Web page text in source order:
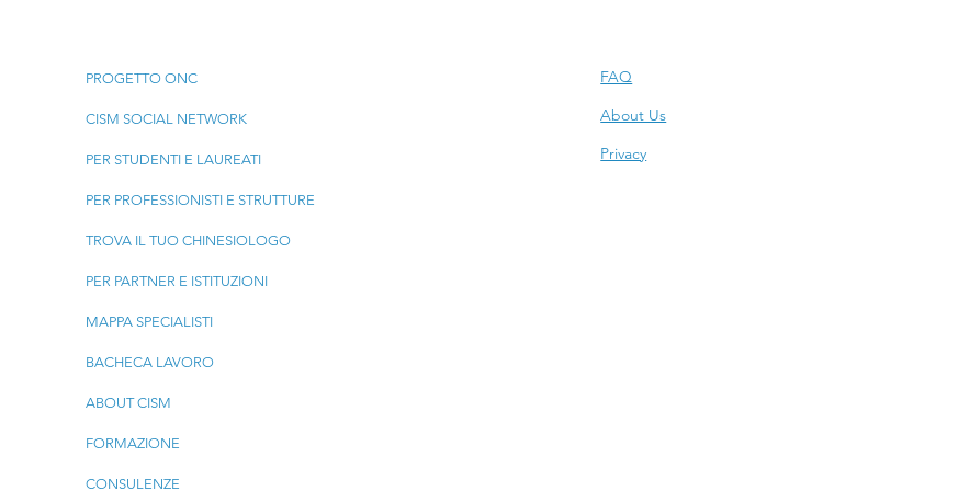
PROGETTO ONC
CISM SOCIAL NETWORK
PER STUDENTI E LAUREATI
PER PROFESSIONISTI E STRUTTURE
TROVA IL TUO CHINESIOLOGO
PER PARTNER E ISTITUZIONI
MAPPA SPECIALISTI
BACHECA LAVORO
ABOUT CISM
FORMAZIONE
CONSULENZE
FAQ
About Us
Privacy